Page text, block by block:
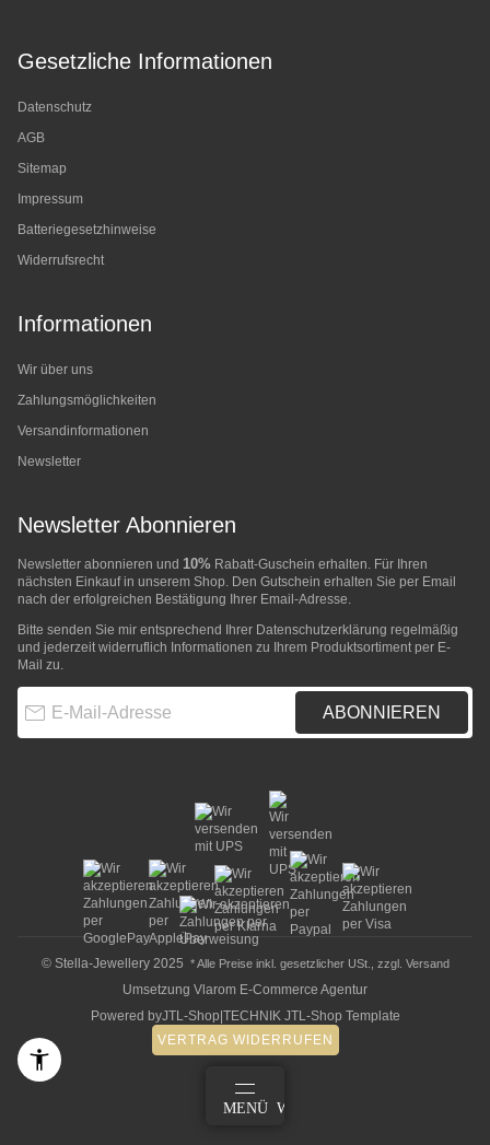
Gesetzliche Informationen
Datenschutz
AGB
Sitemap
Impressum
Batteriegesetzhinweise
Widerrufsrecht
Informationen
Wir über uns
Zahlungsmöglichkeiten
Versandinformationen
Newsletter
Newsletter Abonnieren
Newsletter abonnieren und 10% Rabatt-Guschein erhalten. Für Ihren
nächsten Einkauf in unserem Shop. Den Gutschein erhalten Sie per Email
nach der erfolgreichen Bestätigung Ihrer Email-Adresse.
Bitte senden Sie mir entsprechend Ihrer Datenschutzerklärung regelmäßig
und jederzeit widerruflich Informationen zu Ihrem Produktsortiment per E-
Mail zu.
ABONNIEREN
© Stella-Jewellery 2025 * Alle Preise inkl. gesetzlicher USt., zzgl. Versand
Umsetzung Vlarom E-Commerce Agentur
Powered byJTL-Shop TECHNIK JTL-Shop Template
VERTRAG WIDERRUFEN
MENÜ WARENKORB